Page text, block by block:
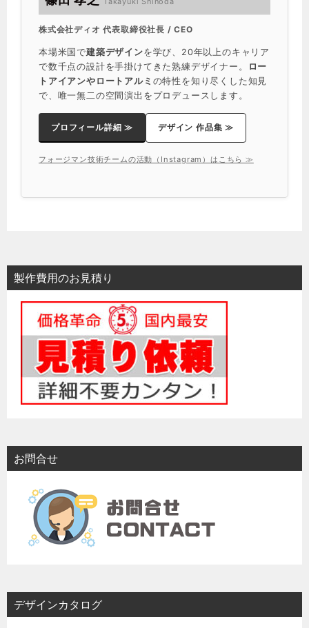
株式会社ディオ 代表取締役社長 / CEO
本場米国で建築デザインを学び、20年以上のキャリア
で数千点の設計を手掛けてきた熟練デザイナー。
ロー
トアイアンやロートアルミ の特性を知り尽くした知見
で、唯一無二の空間演出をプロデュースします。
プロフィール詳細 ≫ デザイン 作品集 ≫
フォージマン技術チームの活動（Instagram）はこちら ≫
製作費用のお見積り
お問合せ
デザインカタログ